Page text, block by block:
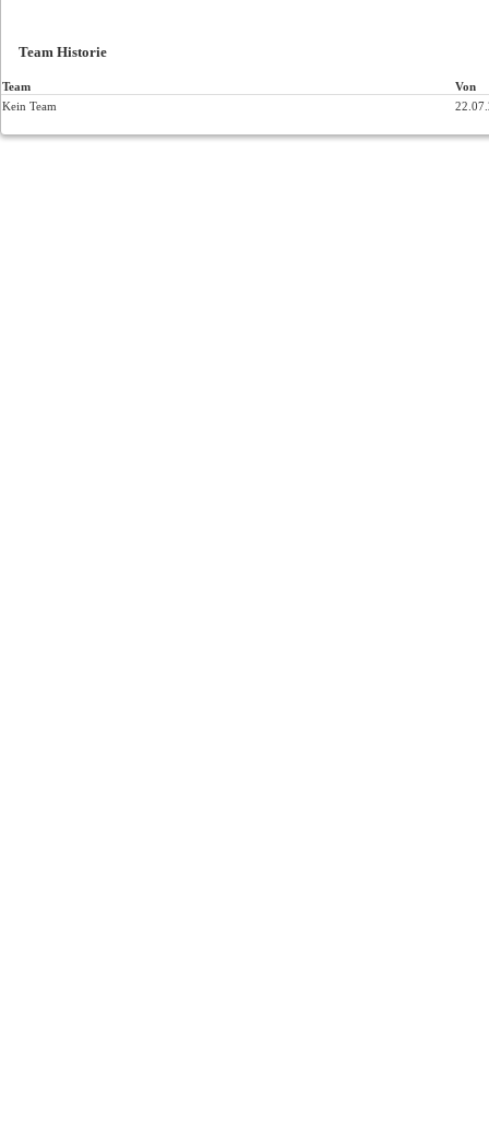
Team Historie
Team
Von
Kein Team